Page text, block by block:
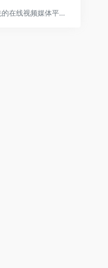
腾讯视频 - 中国领先的在线视频媒体平台,海量高清视频在线观看